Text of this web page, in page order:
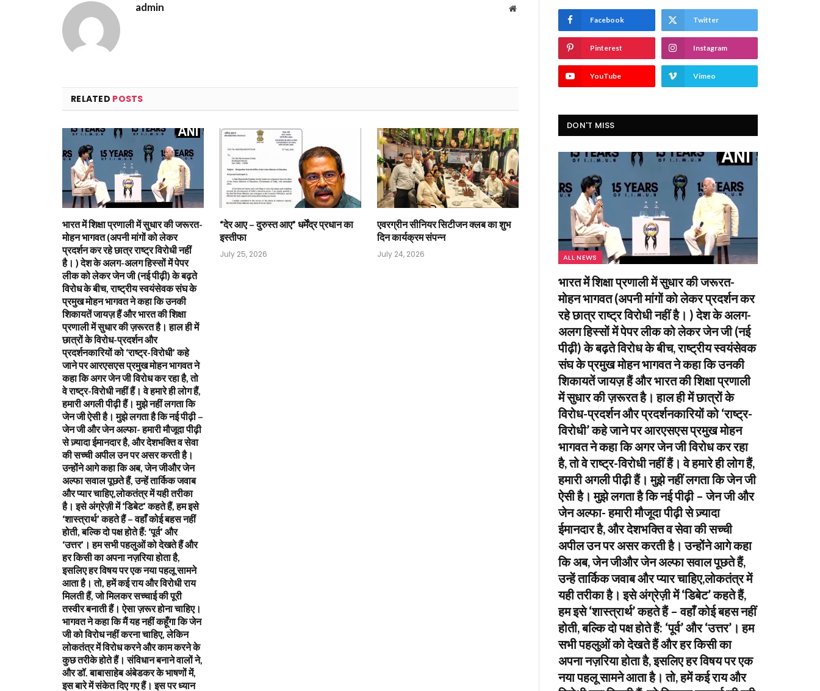
admin Website
RELATED POSTS
भारत में शिक्षा प्रणाली में सुधार की जरूरत-
मोहन भागवत (अपनी मांगों को लेकर
प्रदर्शन कर रहे छात्र राष्ट्र विरोधी नहीं
है। ) देश के अलग-अलग हिस्सों में पेपर
लीक को लेकर जेन जी (नई पीढ़ी) के बढ़ते
विरोध के बीच, राष्ट्रीय स्वयंसेवक संघ के
प्रमुख मोहन भागवत ने कहा कि उनकी
शिकायतें जायज़ हैं और भारत की शिक्षा
प्रणाली में सुधार की ज़रूरत है। हाल ही में
छात्रों के विरोध-प्रदर्शन और
प्रदर्शनकारियों को ‘राष्ट्र-विरोधी’ कहे
जाने पर आरएसएस प्रमुख मोहन भागवत ने
कहा कि अगर जेन जी विरोध कर रहा है, तो
वे राष्ट्र-विरोधी नहीं हैं। वे हमारे ही लोग हैं,
हमारी अगली पीढ़ी हैं। मुझे नहीं लगता कि
जेन जी ऐसी है। मुझे लगता है कि नई पीढ़ी –
जेन जी और जेन अल्फा- हमारी मौजूदा पीढ़ी
से ज़्यादा ईमानदार है, और देशभक्ति व सेवा
की सच्ची अपील उन पर असर करती है।
उन्होंने आगे कहा कि अब, जेन जीऔर जेन
अल्फा सवाल पूछते हैं, उन्हें तार्किक जवाब
और प्यार चाहिए,लोकतंत्र में यही तरीका
है। इसे अंग्रेज़ी में ‘डिबेट’ कहते हैं, हम इसे
‘शास्त्रार्थ’ कहते हैं – वहाँ कोई बहस नहीं
होती, बल्कि दो पक्ष होते हैं: ‘पूर्व’ और
‘उत्तर’। हम सभी पहलुओं को देखते हैं और
हर किसी का अपना नज़रिया होता है,
इसलिए हर विषय पर एक नया पहलू सामने
आता है। तो, हमें कई राय और विरोधी राय
मिलती हैं, जो मिलकर सच्चाई की पूरी
तस्वीर बनाती हैं। ऐसा ज़रूर होना चाहिए।
भागवत ने कहा कि मैं यह नहीं कहूँगा कि जेन
जी को विरोध नहीं करना चाहिए, लेकिन
लोकतंत्र में विरोध करने और काम करने के
कुछ तरीके होते हैं। संविधान बनाने वालों ने,
और डॉ. बाबासाहेब अंबेडकर के भाषणों में,
इस बारे में संकेत दिए गए हैं। इस पर ध्यान
“देर आए – दुरुस्त आए” धर्मेंद्र प्रधान का
इस्तीफा
July 25, 2026
एवरग्रीन सीनियर सिटीजन क्लब का शुभ
दिन कार्यक्रम संपन्न
July 24, 2026
Facebook Twitter
Pinterest Instagram
YouTube Vimeo
DON'T MISS
ALL NEWS
भारत में शिक्षा प्रणाली में सुधार की जरूरत-
मोहन भागवत (अपनी मांगों को लेकर प्रदर्शन कर
रहे छात्र राष्ट्र विरोधी नहीं है। ) देश के अलग-
अलग हिस्सों में पेपर लीक को लेकर जेन जी (नई
पीढ़ी) के बढ़ते विरोध के बीच, राष्ट्रीय स्वयंसेवक
संघ के प्रमुख मोहन भागवत ने कहा कि उनकी
शिकायतें जायज़ हैं और भारत की शिक्षा प्रणाली
में सुधार की ज़रूरत है। हाल ही में छात्रों के
विरोध-प्रदर्शन और प्रदर्शनकारियों को ‘राष्ट्र-
विरोधी’ कहे जाने पर आरएसएस प्रमुख मोहन
भागवत ने कहा कि अगर जेन जी विरोध कर रहा
है, तो वे राष्ट्र-विरोधी नहीं हैं। वे हमारे ही लोग हैं,
हमारी अगली पीढ़ी हैं। मुझे नहीं लगता कि जेन जी
ऐसी है। मुझे लगता है कि नई पीढ़ी – जेन जी और
जेन अल्फा- हमारी मौजूदा पीढ़ी से ज़्यादा
ईमानदार है, और देशभक्ति व सेवा की सच्ची
अपील उन पर असर करती है। उन्होंने आगे कहा
कि अब, जेन जीऔर जेन अल्फा सवाल पूछते हैं,
उन्हें तार्किक जवाब और प्यार चाहिए,लोकतंत्र में
यही तरीका है। इसे अंग्रेज़ी में ‘डिबेट’ कहते हैं,
हम इसे ‘शास्त्रार्थ’ कहते हैं – वहाँ कोई बहस नहीं
होती, बल्कि दो पक्ष होते हैं: ‘पूर्व’ और ‘उत्तर’। हम
सभी पहलुओं को देखते हैं और हर किसी का
अपना नज़रिया होता है, इसलिए हर विषय पर एक
नया पहलू सामने आता है। तो, हमें कई राय और